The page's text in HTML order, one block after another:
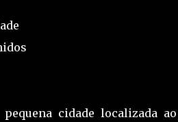
pequena cidade localizada